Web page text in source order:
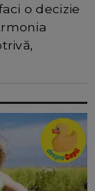
o decizie